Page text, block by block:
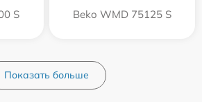
S Beko WMD 75125 S
Показать больше